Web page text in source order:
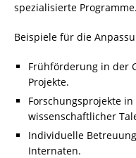
spezialisierte Programme.
Beispiele für die
Frühförderung in der
Projekte.
Forschungsprojekte
wissenschaftlicher
Individuelle
Internaten.